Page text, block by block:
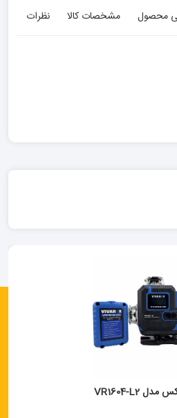
محصول مشخصات کالا نظرات